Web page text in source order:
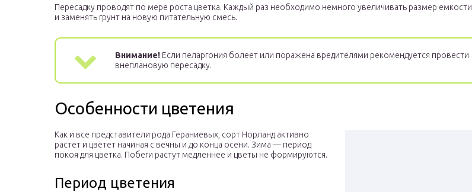
Пересадку проводят по мере роста цветка. Каждый раз необходимо немного увеличивать размер емкости
и заменять грунт на новую питательную смесь.
Внимание! Если пеларгония болеет или поражена вредителями рекомендуется провести
внеплановую пересадку.
Особенности цветения
Как и все представители рода Гераниевых, сорт Норланд активно
растет и цветет начиная с вечны и до конца осени. Зима — период
покоя для цветка. Побеги растут медленнее и цветы не формируются.
Период цветения